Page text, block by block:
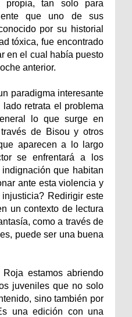
propia, tan solo para
que uno de sus
por su historial
tóxica, fue encontrado
en el cual había puesto
anterior.
paradigma interesante
retrata el problema
lo que surge en
de Bisou y otros
aparecen a lo largo
se enfrentará a los
que habitan
ante esta violencia y
Redirigir este
un contexto de lectura
como a través de
puede ser una buena
estamos abriendo
juveniles que no solo
sino también por
una edición con una